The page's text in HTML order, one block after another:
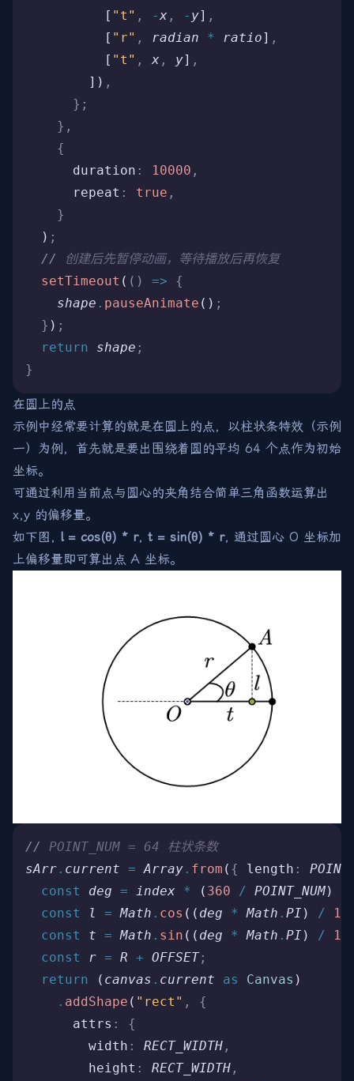
          [
"t" , -x , - y] ,
          [
"r" , radian * ratio] ,
          [
"t" , x , y] ,
        ])
,
      };
    },
    {
      duration
: 10000 ,
      repeat
: true ,
    }
  )
;
  //
创建后先暂停动画，等待播放后再恢复
  setTimeout
( () => {
    shape
. pauseAnimate () ;
  }
) ;
  return
shape ;
}
在圆上的点
示例中经常要计算的就是在圆上的点，以柱状条特效（示例
一）为例，首先就是要出围绕着圆的平均 64 个点作为初始
坐标。
可通过利用当前点与圆心的夹角结合简单三角函数运算出
x,y 的偏移量。
如下图, l = cos(θ) * r, t = sin(θ) * r, 通过圆心 O 坐标加
上偏移量即可算出点 A 坐标。
//
POINT_NUM = 64 柱状条数
sArr . current = Array . from ( { length :
  const
deg = index * ( 360 / POINT_NUM)
  const
l = Math . cos (( deg * Math . PI ) /
  const
t = Math . sin (( deg * Math . PI ) /
  const
r = R + OFFSET;
  return
( canvas . current as Canvas )
    .
addShape ( "rect" ,
{
      attrs
:
{
        width
: RECT_WIDTH ,
        height
: RECT_WIDTH ,